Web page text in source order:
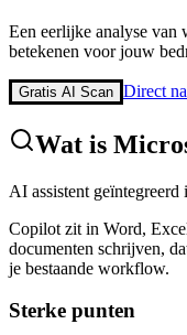
Een eerlijke analyse van
betekenen voor jouw
Gratis AI Scan Direct
Wat is
AI assistent
Copilot zit in Word,
documenten schrijven,
je bestaande workflow.
Sterke punten